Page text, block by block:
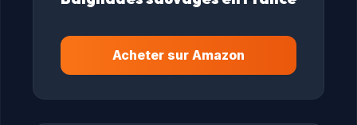
Acheter sur Amazon